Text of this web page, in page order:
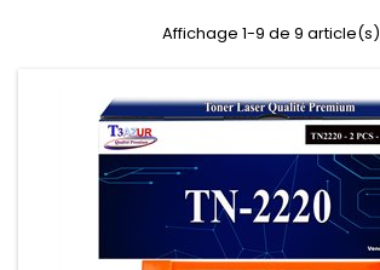
Affichage 1-9 de 9 article(s)